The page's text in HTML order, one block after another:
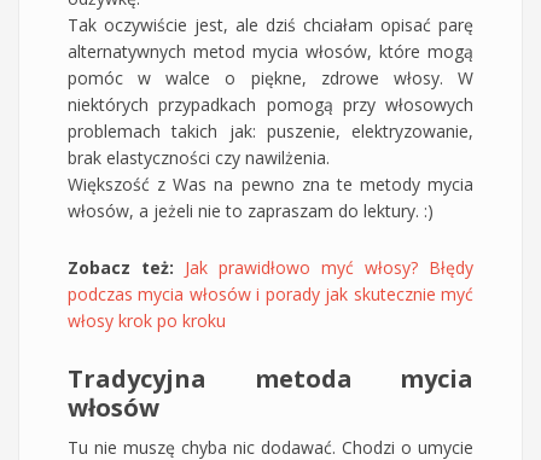
Tak oczywiście jest, ale dziś chciałam opisać parę
alternatywnych metod mycia włosów, które mogą
pomóc w walce o piękne, zdrowe włosy. W
niektórych przypadkach pomogą przy włosowych
problemach takich jak: puszenie, elektryzowanie,
brak elastyczności czy nawilżenia.
Większość z Was na pewno zna te metody mycia
włosów, a jeżeli nie to zapraszam do lektury. :)
Zobacz też: Jak prawidłowo myć włosy? Błędy
podczas mycia włosów i porady jak skutecznie myć
włosy krok po kroku
Tradycyjna metoda mycia
włosów
Tu nie muszę chyba nic dodawać. Chodzi o umycie